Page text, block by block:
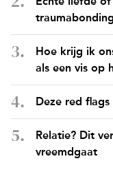
traumabonding
Hoe krijg ik
als een vis op
Deze red
Relatie? Dit
vreemdgaat